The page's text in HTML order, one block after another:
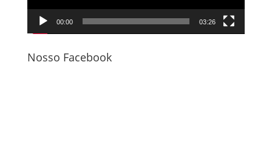
00:00 03:26
Nosso Facebook